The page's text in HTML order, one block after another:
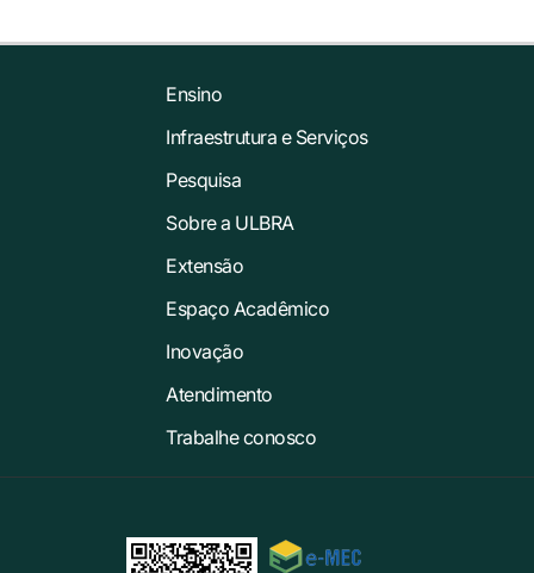
Ensino
Infraestrutura e Serviços
Pesquisa
Sobre a ULBRA
Extensão
Espaço Acadêmico
Inovação
Atendimento
Trabalhe conosco